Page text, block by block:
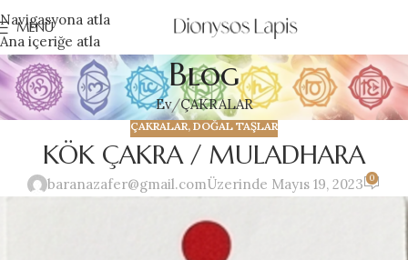
Navigasyona atla
Ana içeriğe atla
MENÜ
Blog
Ev ÇAKRALAR
ÇAKRALAR, DOĞAL TAŞLAR
KÖK ÇAKRA / MULADHARA
baranazafer@gmail.comÜzerinde Mayıs 19, 2023 0